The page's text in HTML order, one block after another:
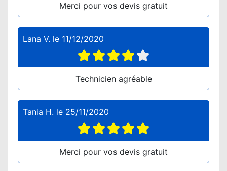
Merci pour vos devis gratuit
Lana V. le 11/12/2020
Technicien agréable
Tania H. le 25/11/2020
Merci pour vos devis gratuit